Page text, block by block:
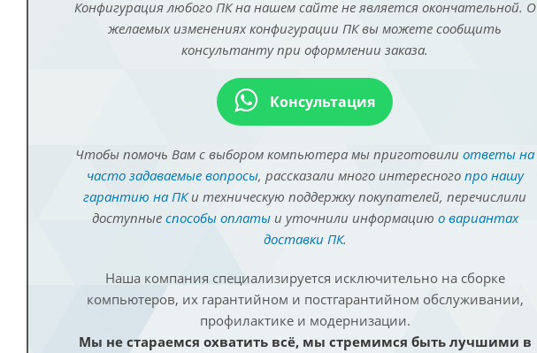
Конфигурация любого ПК на нашем сайте не является окончательной. О
желаемых изменениях конфигурации ПК вы можете сообщить
консультанту при оформлении заказа.
Консультация
Чтобы помочь Вам с выбором компьютера мы приготовили ответы на
часто задаваемые вопросы, рассказали много интересного про нашу
гарантию на ПКи техническую поддержку покупателей, перечислили
доступные способы оплатыи уточнили информацию о вариантах
доставки ПК.
Наша компания специализируется исключительно на сборке
компьютеров, их гарантийном и постгарантийном обслуживании,
профилактике и модернизации.
Мы не стараемся охватить всё, мы стремимся быть лучшими в